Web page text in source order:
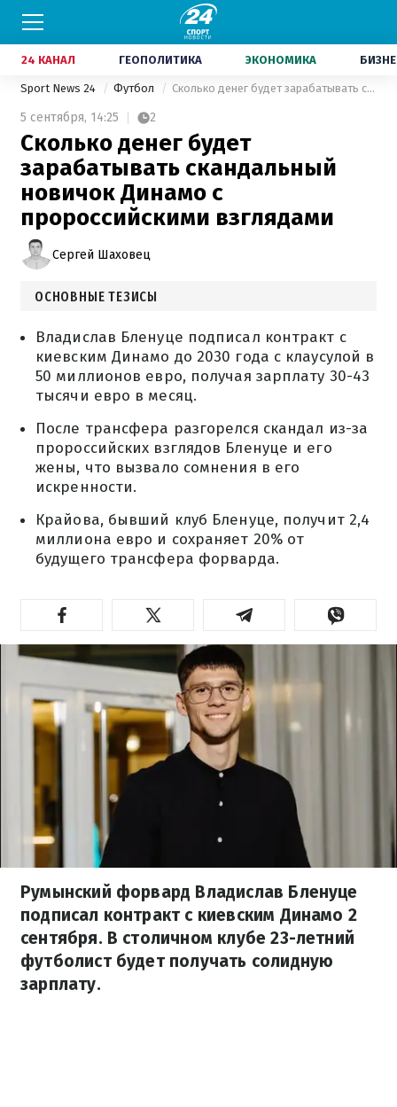
24 КАНАЛ ГЕОПОЛИТИКА ЭКОНОМИКА
Sport News 24 Футбол Сколько денег будет зарабатывать скандальный новичок Динамо с пророссийскими взглядами
5 сентября, 14:25 2
Сколько денег будет
зарабатывать скандальный
новичок Динамо с
пророссийскими взглядами
Сергей Шаховец
ОСНОВНЫЕ ТЕЗИСЫ
Владислав Бленуце подписал контракт с
киевским Динамо до 2030 года с клаусулой в
50 миллионов евро, получая зарплату 30-43
тысячи евро в месяц.
После трансфера разгорелся скандал из-за
пророссийских взглядов Бленуце и его
жены, что вызвало сомнения в его
искренности.
Крайова, бывший клуб Бленуце, получит 2,4
миллиона евро и сохраняет 20% от
будущего трансфера форварда.
Румынский форвард Владислав Бленуце
подписал контракт с киевским Динамо 2
сентября. В столичном клубе 23-летний
футболист будет получать солидную
зарплату.